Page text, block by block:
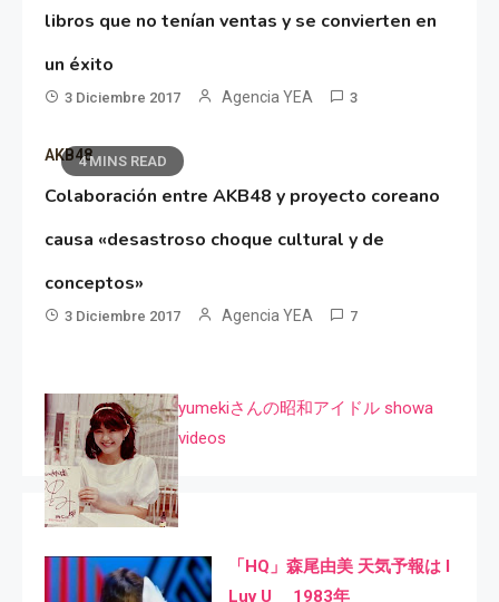
libros que no tenían ventas y se convierten en
un éxito
3 Diciembre 2017 Agencia YEA 3
4 MINS READ
AKB48
Colaboración entre AKB48 y proyecto coreano
causa «desastroso choque cultural y de
conceptos»
3 Diciembre 2017 Agencia YEA 7
yumekiさんの昭和アイドル showa
videos
「HQ」森尾由美 天気予報は I
Luv U 1983年